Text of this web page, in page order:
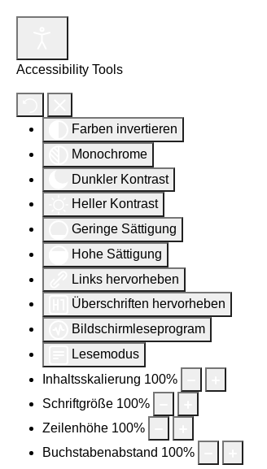
Accessibility Tools
Farben invertieren
Monochrome
Dunkler Kontrast
Heller Kontrast
Geringe Sättigung
Hohe Sättigung
Links hervorheben
Überschriften hervorheben
Bildschirmleseprogram
Lesemodus
Inhaltsskalierung 100%
Schriftgröße 100%
Zeilenhöhe 100%
Buchstabenabstand 100%